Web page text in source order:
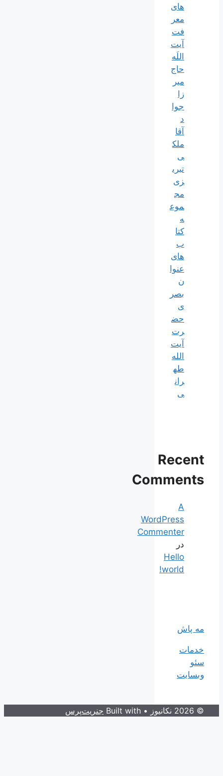
های
معر
فت
آیت
اللَه
حاج
میر
زا
جوا
آقا
ملک
ی
تبری
زی
مج
موع
ه
کتا
ب
های
عنوا
ن
بصر
ی
حض
رت
آیت
الله
طه
ران
ی
Recent
Comments
A
WordPress
Commenter
در
Hello
world!
مه پاش
خدمات
سئو
وبسایت
© 2026 نکانیوز • Built with جنریت‌پرس